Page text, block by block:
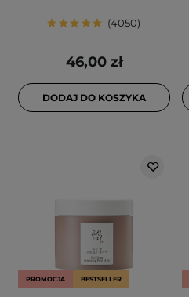
4050
46,00 zł
DODAJ DO KOSZYKA
PROMOCJA BESTSELLER